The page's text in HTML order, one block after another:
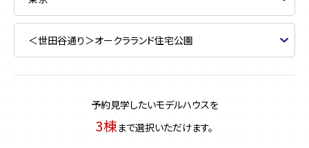
予約見学したいモデルハウスを
3棟まで選択いただけます。